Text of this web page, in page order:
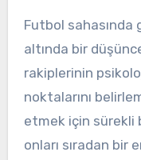
Futbol
altında bir
rakiplerinin
noktalarını
etmek için sürekli
onları sıradan bir